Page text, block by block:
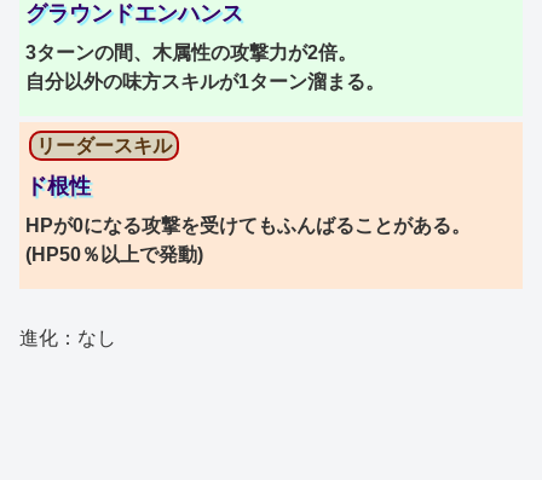
グラウンドエンハンス
3ターンの間、木属性の攻撃力が2倍。
自分以外の味方スキルが1ターン溜まる。
リーダースキル
ド根性
HPが0になる攻撃を受けてもふんばることがある。
(HP50％以上で発動)
進化：なし